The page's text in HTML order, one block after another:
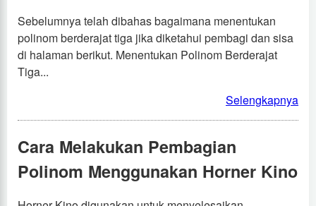
Sebelumnya telah dibahas bagaimana menentukan
polinom berderajat tiga jika diketahui pembagi dan sisa
di halaman berikut. Menentukan Polinom Berderajat
Tiga...
Selengkapnya
Cara Melakukan Pembagian
Polinom Menggunakan Horner Kino